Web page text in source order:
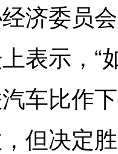
委员会
表示，“
车比作
但决定